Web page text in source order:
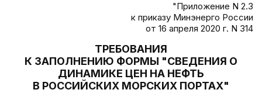
"Приложение N 2.3
к приказу Минэнерго России
от 16 апреля 2020 г. N 314
ТРЕБОВАНИЯ
К ЗАПОЛНЕНИЮ ФОРМЫ "СВЕДЕНИЯ О
ДИНАМИКЕ ЦЕН НА НЕФТЬ
В РОССИЙСКИХ МОРСКИХ ПОРТАХ"